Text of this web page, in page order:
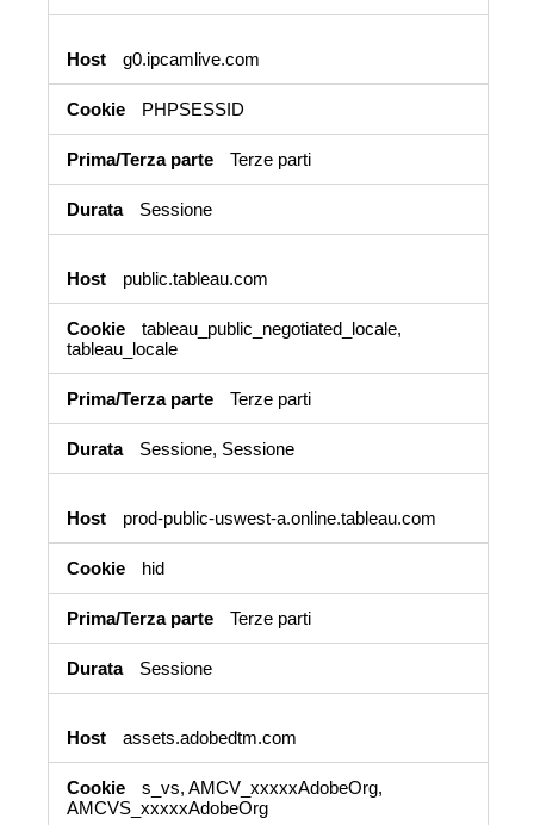
g0.ipcamlive.com
PHPSESSID
Terze parti
Sessione
public.tableau.com
tableau_public_negotiated_locale,
tableau_locale
Terze parti
Sessione, Sessione
prod-public-uswest-a.online.tableau.com
hid
Terze parti
Sessione
assets.adobedtm.com
s_vs, AMCV_xxxxxAdobeOrg,
AMCVS_xxxxxAdobeOrg